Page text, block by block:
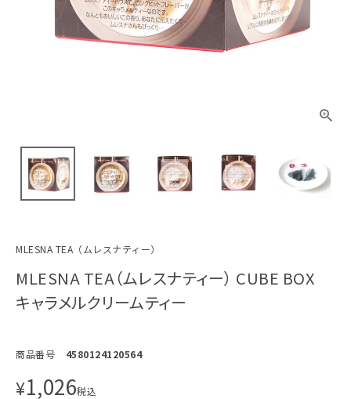
MLESNA TEA（ムレスナティー）
MLESNA TEA（ムレスナティー） CUBE BOX
キャラメルクリームティー
商品番号 4580124120564
¥1,026税込